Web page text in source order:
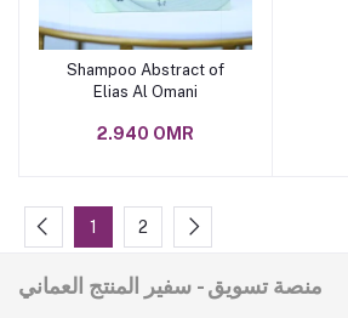
Shampoo Abstract of
Elias Al Omani
2.940 OMR
1 2
منصة تسويق - سفير المنتج العماني